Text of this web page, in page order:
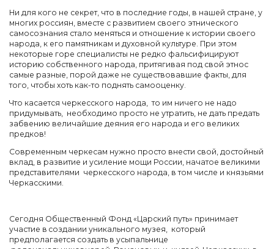
Ни для кого не секрет, что в последние годы, в нашей стране, у
многих россиян, вместе с развитием своего этнического
самосознания стало меняться и отношение к истории своего
народа, к его памятникам и духовной культуре. При этом
некоторые горе специалисты не редко фальсифицируют
историю собственного народа, притягивая под свой этнос
самые разные, порой даже не существовавшие факты, для
того, чтобы хоть как-то поднять самооценку.
Что касается черкесского народа, то им ничего не надо
придумывать, необходимо просто не утратить, не дать предать
забвению величайшие деяния его народа и его великих
предков!
Современным черкесам нужно просто внести свой, достойный
вклад, в развитие и усиление мощи России, начатое великими
представителями черкесского народа, в том числе и князьями
Черкасскими.
Сегодня Общественный Фонд «Царский путь» принимает
участие в создании уникального музея,
который
предполагается создать в усыпальнице